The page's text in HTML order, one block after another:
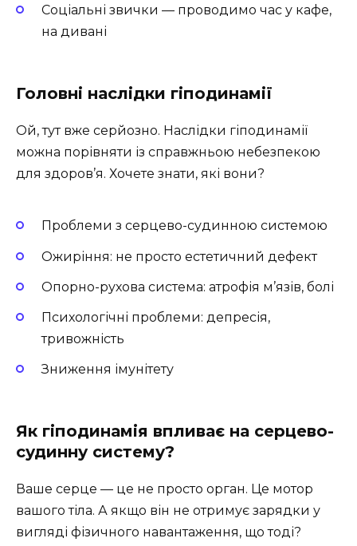
Соціальні звички — проводимо час у кафе,
на дивані
Головні наслідки гіподинамії
Ой, тут вже серйозно. Наслідки гіподинамії
можна порівняти із справжньою небезпекою
для здоров’я. Хочете знати, які вони?
Проблеми з серцево-судинною системою
Ожиріння: не просто естетичний дефект
Опорно-рухова система: атрофія м’язів, болі
Психологічні проблеми: депресія,
тривожність
Зниження імунітету
Як гіподинамія впливає на серцево-
судинну систему?
Ваше серце — це не просто орган. Це мотор
вашого тіла. А якщо він не отримує зарядки у
вигляді фізичного навантаження, що тоді?